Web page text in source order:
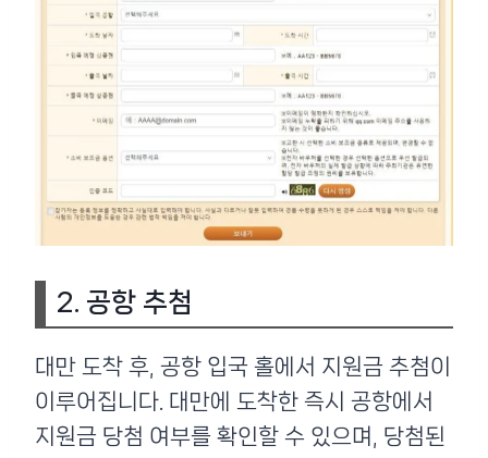
2. 공항 추첨
대만 도착 후, 공항 입국 홀에서 지원금 추첨이
이루어집니다. 대만에 도착한 즉시 공항에서
지원금 당첨 여부를 확인할 수 있으며, 당첨된